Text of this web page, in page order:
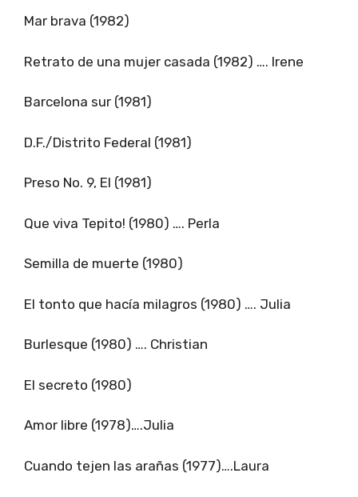
Mar brava (1982)
Retrato de una mujer casada (1982) …. Irene
Barcelona sur (1981)
D.F./Distrito Federal (1981)
Preso No. 9, El (1981)
Que viva Tepito! (1980) …. Perla
Semilla de muerte (1980)
El tonto que hacía milagros (1980) …. Julia
Burlesque (1980) …. Christian
El secreto (1980)
Amor libre (1978)….Julia
Cuando tejen las arañas (1977)….Laura